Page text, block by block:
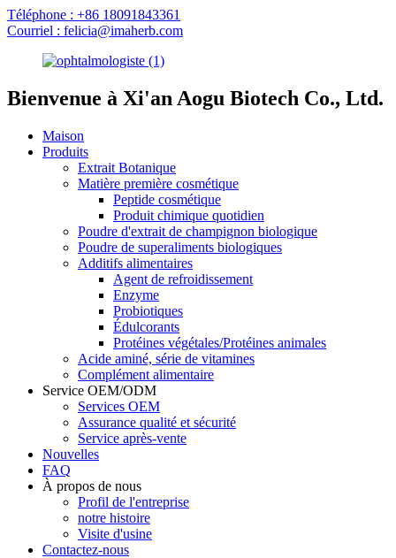
Téléphone : +86 18091843361
Courriel : felicia@imaherb.com
Bienvenue à Xi'an Aogu Biotech Co., Ltd.
Maison
Produits
Extrait Botanique
Matière première cosmétique
Peptide cosmétique
Produit chimique quotidien
Poudre d'extrait de champignon biologique
Poudre de superaliments biologiques
Additifs alimentaires
Agent de refroidissement
Enzyme
Probiotiques
Édulcorants
Protéines végétales/Protéines animales
Acide aminé, série de vitamines
Complément alimentaire
Service OEM/ODM
Services OEM
Assurance qualité et sécurité
Service après-vente
Nouvelles
FAQ
À propos de nous
Profil de l'entreprise
notre histoire
Visite d'usine
Contactez-nous